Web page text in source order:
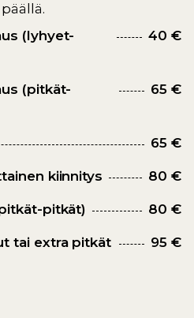
(lyhyet-
40 €
(pitkät-
65 €
65 €
kiinnitys 80 €
pitkät) 80 €
tai extra pitkät
95 €